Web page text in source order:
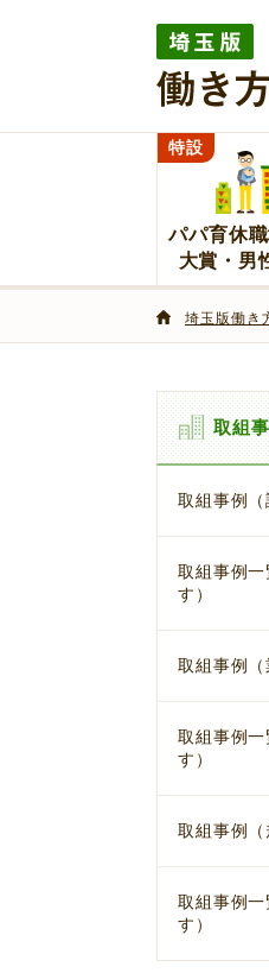
埼玉版働き方
パパ育休
大賞・男
特設
埼玉版働き
取組
取組事例（
取組事例
す）
取組事例（
取組事例
す）
取組事例（
取組事例
す）